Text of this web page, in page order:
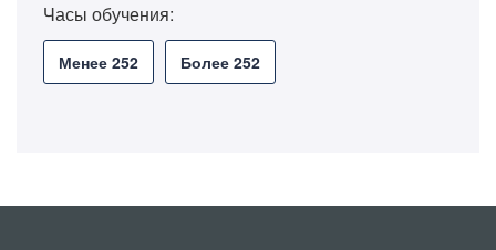
Часы обучения:
Менее 252 Более 252